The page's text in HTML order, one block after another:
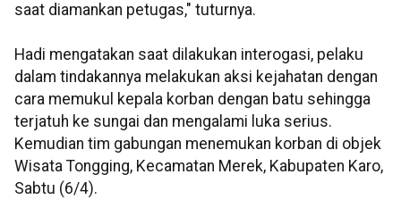
saat diamankan petugas," tuturnya.
Hadi mengatakan saat dilakukan interogasi, pelaku
dalam tindakannya melakukan aksi kejahatan dengan
cara memukul kepala korban dengan batu sehingga
terjatuh ke sungai dan mengalami luka serius.
Kemudian tim gabungan menemukan korban di objek
Wisata Tongging, Kecamatan Merek, Kabupaten Karo,
Sabtu (6/4).